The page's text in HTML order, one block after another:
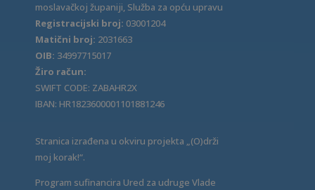
moslavačkoj županiji, Služba za opću upravu
Registracijski broj: 03001204
Matični broj: 2031663
OIB: 34997715017
Žiro račun:
SWIFT CODE: ZABAHR2X
IBAN: HR1823600001101881246
Stranica izrađena u okviru projekta „(O)drži
moj korak!“.
Program sufinancira Ured za udruge Vlade